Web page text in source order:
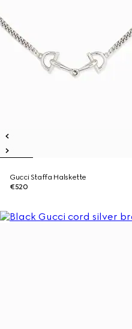
Gucci Staffa Halskette
€520